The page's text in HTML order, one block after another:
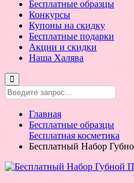
Бесплатные образцы
Конкурсы
Купоны на скидку
Бесплатные подарки
Акции и скидки
Наша Халява
Главная
Бесплатные образцы
Бесплатная косметика
Бесплатный Набор